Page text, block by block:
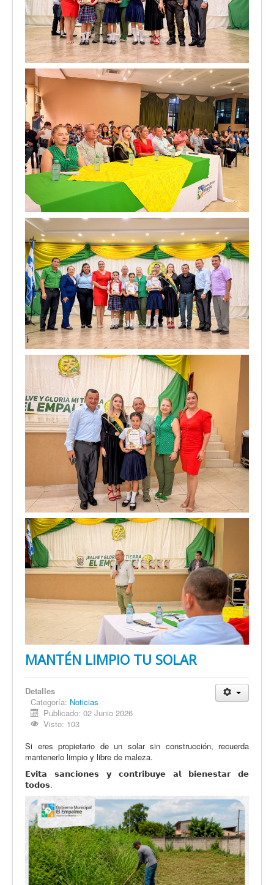
MANTÉN LIMPIO TU SOLAR
Detalles
Categoría: Noticias
Publicado: 02 Junio 2026
Visto: 103
Si eres propietario de un solar sin construcción, recuerda
mantenerlo limpio y libre de maleza.
𝗘𝘃𝗶𝘁𝗮 𝘀𝗮𝗻𝗰𝗶𝗼𝗻𝗲𝘀 𝘆 𝗰𝗼𝗻𝘁𝗿𝗶𝗯𝘂𝘆𝗲 𝗮𝗹 𝗯𝗶𝗲𝗻𝗲𝘀𝘁𝗮𝗿 𝗱𝗲
𝘁𝗼𝗱𝗼𝘀.